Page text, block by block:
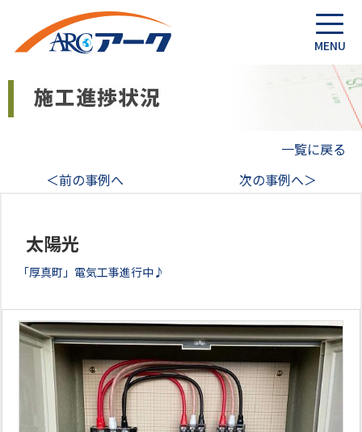
一覧に戻る
＜前の事例へ
次の事例へ＞
太陽光
「厚真町」電気工事進行中♪